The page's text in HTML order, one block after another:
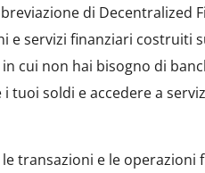
di Decentralized
e servizi finanziari costruiti
cui non hai bisogno di
tuoi soldi e accedere a
le transazioni e le